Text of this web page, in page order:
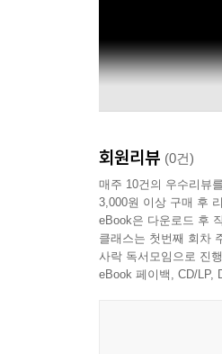
회원리뷰 (0건)
매주 10건의 우수리뷰
3,000원 이상 구매 후
eBook은 다운로드 후
클래스는 첫번째 회차
사락 독서모임으로 진
eBook 페이백, CD/LP,